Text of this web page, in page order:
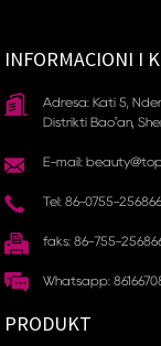
INFORMACIONI I
Adresa: Kati 5,
Distrikti Bao'an,
E-mail:
Tel: 86-0755-
faks: 86-755-
Whatsapp:
PRODUKT